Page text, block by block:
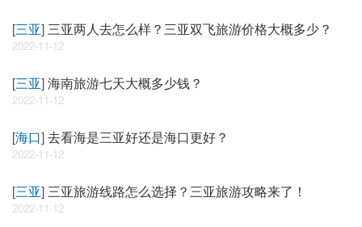
[三亚] 三亚两人去怎么样？三亚双飞旅游价格大概多少？
2022-11-12
[三亚]海南旅游七天大概多少钱？
2022-11-12
[海口]去看海是三亚好还是海口更好？
2022-11-12
[三亚] 三亚旅游线路怎么选择？三亚旅游攻略来了！
2022-11-12